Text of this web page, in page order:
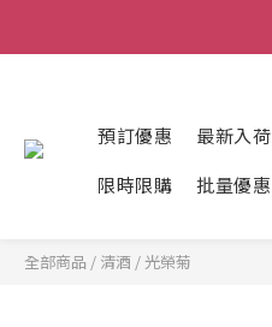
預訂優惠 最新入荷
限時限購
批量優惠
全部商品 / 清酒 /光榮菊